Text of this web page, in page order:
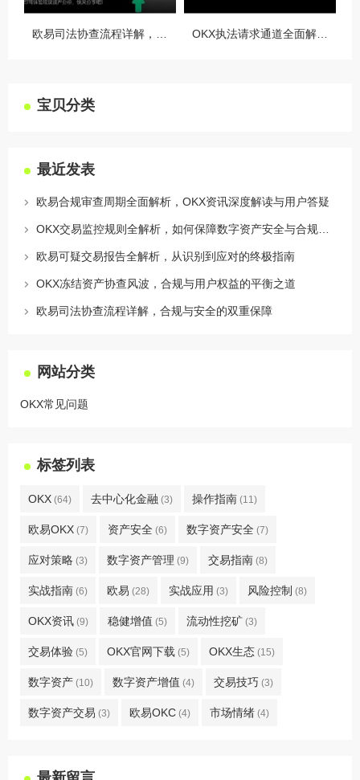
宝贝分类
最近发表
欧易合规审查周期全面解析，OKX资讯深度解读与用户答疑
欧易可疑交易报告全解析，从识别到应对的终极指南
OKX冻结资产协查风波，合规与用户权益的平衡之道
欧易司法协查流程详解，合规与安全的双重保障
网站分类
OKX常见问题
标签列表
OKX (64) 去中心化金融 (3) 操作指南 (11)
欧易OKX (7) 资产安全 (6) 数字资产安全 (7)
应对策略 (3) 数字资产管理 (9) 交易指南 (8)
实战指南 (6) 欧易 (28) 实战应用 (3) 风险控制 (8)
OKX资讯 (9) 稳健增值 (5) 流动性挖矿 (3)
交易体验 (5) OKX官网下载 (5) OKX生态 (15)
数字资产 (10) 数字资产增值 (4) 交易技巧 (3)
数字资产交易 (3) 欧易OKC (4) 市场情绪 (4)